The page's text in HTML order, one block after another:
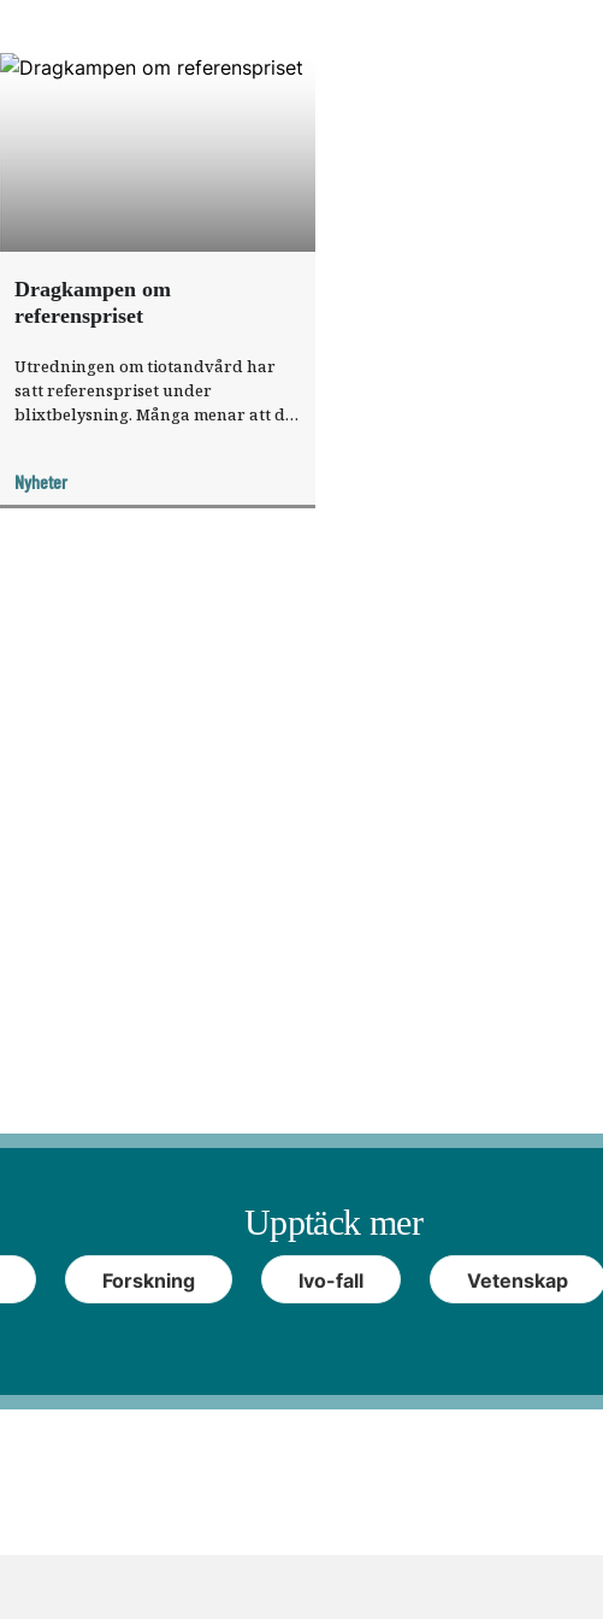
Dragkampen om
referenspriset
Utredningen om tiotandvård har
satt referenspriset under
blixtbelysning. Många menar att det
läkemedelsförmånsverket visar att
det ligger ganska rätt. Särskilt för
Nyheter
Upptäck mer
Forskning Ivo-fall Vetenskap